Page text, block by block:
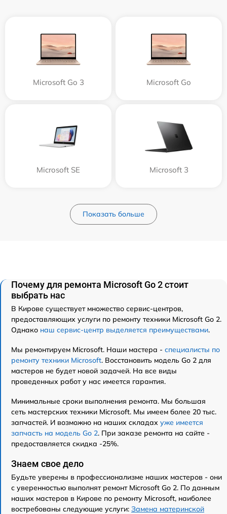
Microsoft Go 3 Microsoft Go
Microsoft SE Microsoft 3
Показать больше
Почему для ремонта Microsoft Go 2 стоит
выбрать нас
В Кирове существует множество сервис-центров,
предоставляющих услуги по ремонту техники Microsoft Go 2.
Однако наш сервис-центр выделяется преимуществами.
Мы ремонтируем Microsoft. Наши мастера - специалисты по
ремонту техники Microsoft. Восстановить модель Go 2 для
мастеров не будет новой задачей. На все виды
проведенных работ у нас имеется гарантия.
Минимальные сроки выполнения ремонта. Мы большая
сеть мастерских техники Microsoft. Мы имеем более 20 тыс.
запчастей. И возможно на наших складах уже имеется
запчасть на модель Go 2. При заказе ремонта на сайте -
предоставляется скидка -25%.
Знаем свое дело
Будьте уверены в профессионализме наших мастеров - они
с уверенностью выполнят ремонт Microsoft Go 2. По данным
наших мастеров в Кирове по ремонту Microsoft, наиболее
востребованы следующие услуги: Замена материнской